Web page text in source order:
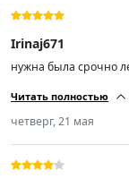
Irinaj671
нужна была срочно
Читать полностью
четверг, 21 мая